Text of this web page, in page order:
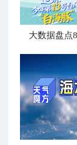
大数据盘点